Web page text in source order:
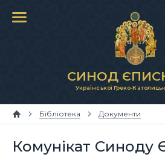
СИНОД
Української Греко-
Бібліотека Документи
Комунікат Синоду